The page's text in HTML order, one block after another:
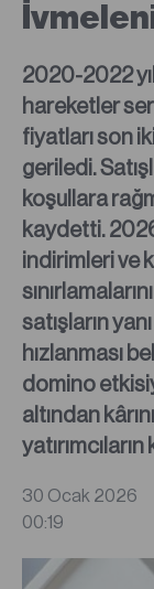
2020-2022
hareketler
fiyatları son
geriledi.
koşullara
kaydetti.
indirimleri ve
satışların
hızlanması
domino
altından
30 Ocak 2026
00:19